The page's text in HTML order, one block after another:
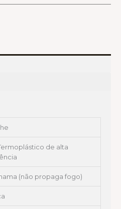
de alta
(não propaga fogo)